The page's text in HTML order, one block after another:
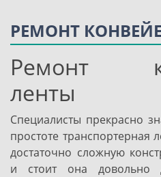
РЕМОНТ
Ремонт
ленты
Специалисты прекрасно
простоте транспортерная
достаточно сложную
и стоит она довольно